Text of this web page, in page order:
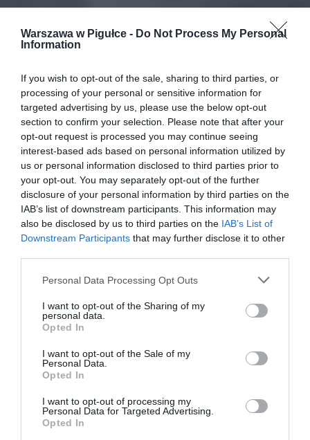
Warszawa w Pigułce - Do Not Process My Personal
Information
If you wish to opt-out of the sale, sharing to third parties, or
processing of your personal or sensitive information for
targeted advertising by us, please use the below opt-out
section to confirm your selection. Please note that after your
opt-out request is processed you may continue seeing
interest-based ads based on personal information utilized by
us or personal information disclosed to third parties prior to
your opt-out. You may separately opt-out of the further
disclosure of your personal information by third parties on the
IAB’s list of downstream participants. This information may
also be disclosed by us to third parties on the IAB’s List of
Downstream Participants that may further disclose it to other
Personal Data Processing Opt Outs
I want to opt-out of the Sharing of my
personal data.
Opted In
I want to opt-out of the Sale of my
Personal Data.
Opted In
I want to opt-out of processing my
Personal Data for Targeted Advertising.
Opted In